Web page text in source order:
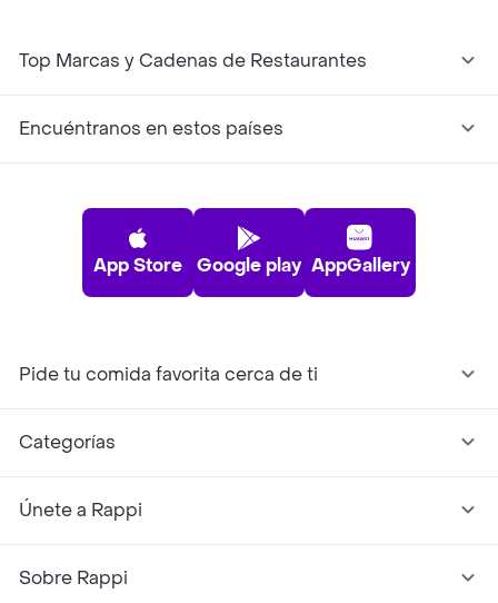
Top Marcas y Cadenas de Restaurantes
Encuéntranos en estos países
App Store Google play AppGallery
Pide tu comida favorita cerca de ti
Categorías
Únete a Rappi
Sobre Rappi